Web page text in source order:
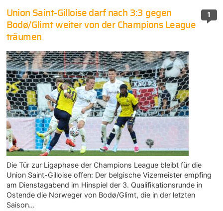
1
Union Saint-Gilloise darf nach 3:3 gegen
Bodø/Glimt weiter von der Champions League
träumen
Die Tür zur Ligaphase der Champions League bleibt für die
Union Saint-Gilloise offen: Der belgische Vizemeister empfing
am Dienstagabend im Hinspiel der 3. Qualifikationsrunde in
Ostende die Norweger von Bodø/Glimt, die in der letzten
Saison…